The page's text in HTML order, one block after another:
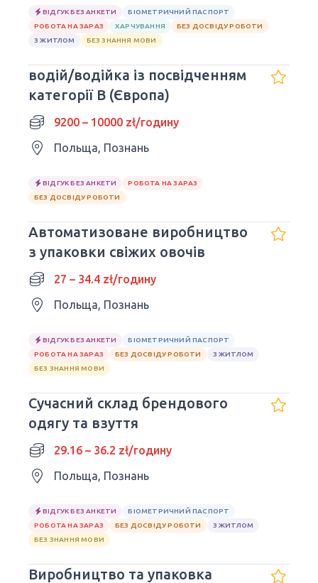
ВІДГУК БЕЗ АНКЕТИ
БІОМЕТРИЧНИЙ ПАСПОРТ
РОБОТА НА ЗАРАЗ
ХАРЧУВАННЯ
БЕЗ ДОСВІДУ РОБОТИ
З ЖИТЛОМ
БЕЗ ЗНАННЯ МОВИ
водій/водійка із посвідченням
категорії B (Європа)
9200 – 10000 zł/годину
Польща, Познань
ВІДГУК БЕЗ АНКЕТИ
РОБОТА НА ЗАРАЗ
БЕЗ ДОСВІДУ РОБОТИ
Автоматизоване виробництво
з упаковки свіжих овочів
27 – 34.4 zł/годину
Польща, Познань
ВІДГУК БЕЗ АНКЕТИ
БІОМЕТРИЧНИЙ ПАСПОРТ
РОБОТА НА ЗАРАЗ
БЕЗ ДОСВІДУ РОБОТИ
З ЖИТЛОМ
БЕЗ ЗНАННЯ МОВИ
Сучасний склад брендового
одягу та взуття
29.16 – 36.2 zł/годину
Польща, Познань
ВІДГУК БЕЗ АНКЕТИ
БІОМЕТРИЧНИЙ ПАСПОРТ
РОБОТА НА ЗАРАЗ
БЕЗ ДОСВІДУ РОБОТИ
З ЖИТЛОМ
БЕЗ ЗНАННЯ МОВИ
Виробництво та упаковка